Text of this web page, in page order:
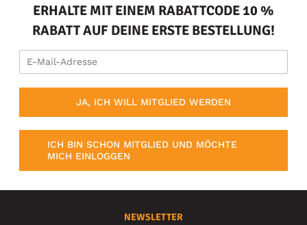
ERHALTE MIT EINEM RABATTCODE 10 %
RABATT AUF DEINE ERSTE BESTELLUNG!
JA, ICH WILL MITGLIED WERDEN
ICH BIN SCHON MITGLIED UND MÖCHTE
MICH EINLOGGEN
NEWSLETTER